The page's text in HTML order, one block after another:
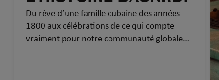
Du rêve d’une famille cubaine des années
1800 aux célébrations de ce qui compte
vraiment pour notre communauté globale